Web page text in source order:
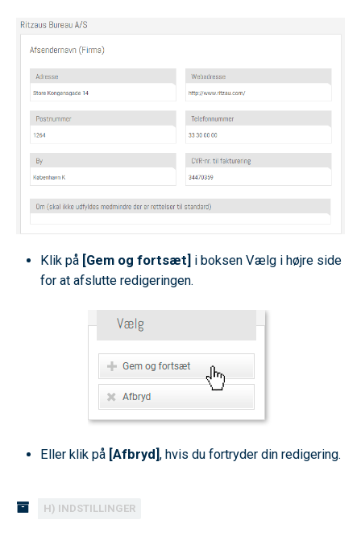
Klik på [Gem og fortsæt] i boksen Vælg i højre side
for at afslutte redigeringen.
Eller klik på [Afbryd] , hvis du fortryder din redigering.
H) INDSTILLINGER